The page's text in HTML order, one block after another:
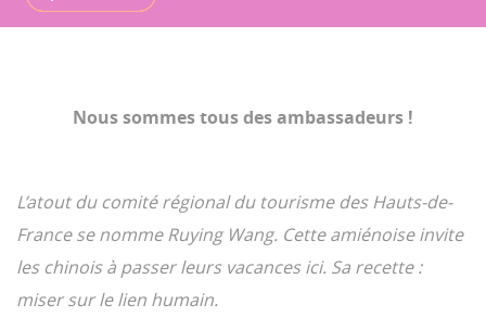
Nous sommes tous des ambassadeurs !
L’atout du comité régional du tourisme des Hauts-de-
France se nomme Ruying Wang. Cette amiénoise invite
les chinois à passer leurs vacances ici. Sa recette :
miser sur le lien humain.